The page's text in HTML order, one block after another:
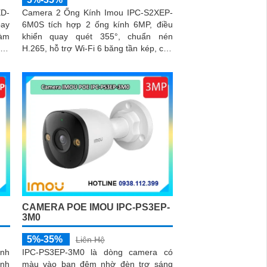
Camera 2 Ống Kính Imou IPC-S2XEP-
6M0S tích hợp 2 ống kính 6MP, điều
khiển quay quét 355°, chuẩn nén
H.265, hỗ trợ Wi-Fi 6 băng tần kép, chế
người, thú cưng, âm thanh bất thường
và cảnh báo bằng còi và đèn tùy chỉnh,
lưu trữ đến 512GB
CAMERA POE IMOU IPC-PS3EP-
3M0
5%-35%
Liên Hệ
IPC-PS3EP-3M0 là dòng camera có
màu vào ban đêm nhờ đèn trợ sáng